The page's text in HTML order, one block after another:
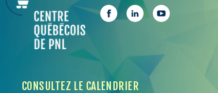
CONSULTEZ LE CALENDRIER